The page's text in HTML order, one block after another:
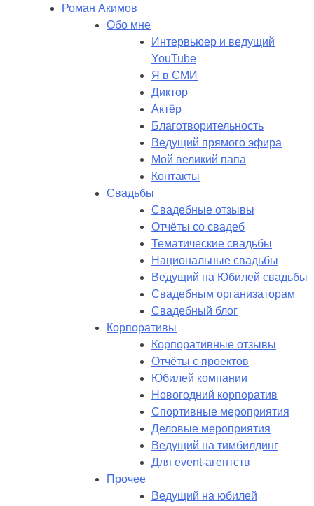
Роман Акимов
Обо мне
Интервьюер и ведущий
YouTube
Я в СМИ
Диктор
Актёр
Благотворительность
Ведущий прямого эфира
Мой великий папа
Контакты
Свадьбы
Свадебные отзывы
Отчёты со свадеб
Тематические свадьбы
Национальные свадьбы
Ведущий на Юбилей свадьбы
Свадебным организаторам
Свадебный блог
Корпоративы
Корпоративные отзывы
Отчёты с проектов
Юбилей компании
Новогодний корпоратив
Спортивные мероприятия
Деловые мероприятия
Ведущий на тимбилдинг
Для event-агентств
Прочее
Ведущий на юбилей